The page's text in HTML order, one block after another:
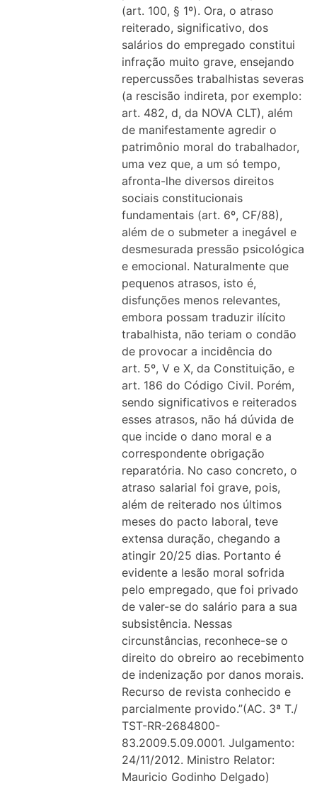
(art. 100, § 1º). Ora, o atraso
reiterado, significativo, dos
salários do empregado constitui
infração muito grave, ensejando
repercussões trabalhistas severas
(a rescisão indireta, por exemplo:
art. 482, d, da NOVA CLT), além
de manifestamente agredir o
patrimônio moral do trabalhador,
uma vez que, a um só tempo,
afronta-lhe diversos direitos
sociais constitucionais
fundamentais (art. 6º, CF/88),
além de o submeter a inegável e
desmesurada pressão psicológica
e emocional. Naturalmente que
pequenos atrasos, isto é,
disfunções menos relevantes,
embora possam traduzir ilícito
trabalhista, não teriam o condão
de provocar a incidência do
art. 5º, V e X, da Constituição, e
art. 186 do Código Civil. Porém,
sendo significativos e reiterados
esses atrasos, não há dúvida de
que incide o dano moral e a
correspondente obrigação
reparatória. No caso concreto, o
atraso salarial foi grave, pois,
além de reiterado nos últimos
meses do pacto laboral, teve
extensa duração, chegando a
atingir 20/25 dias. Portanto é
evidente a lesão moral sofrida
pelo empregado, que foi privado
de valer-se do salário para a sua
subsistência. Nessas
circunstâncias, reconhece-se o
direito do obreiro ao recebimento
de indenização por danos morais.
Recurso de revista conhecido e
parcialmente provido.”(AC. 3ª T./
TST-RR-2684800-
83.2009.5.09.0001. Julgamento:
24/11/2012. Ministro Relator:
Mauricio Godinho Delgado)